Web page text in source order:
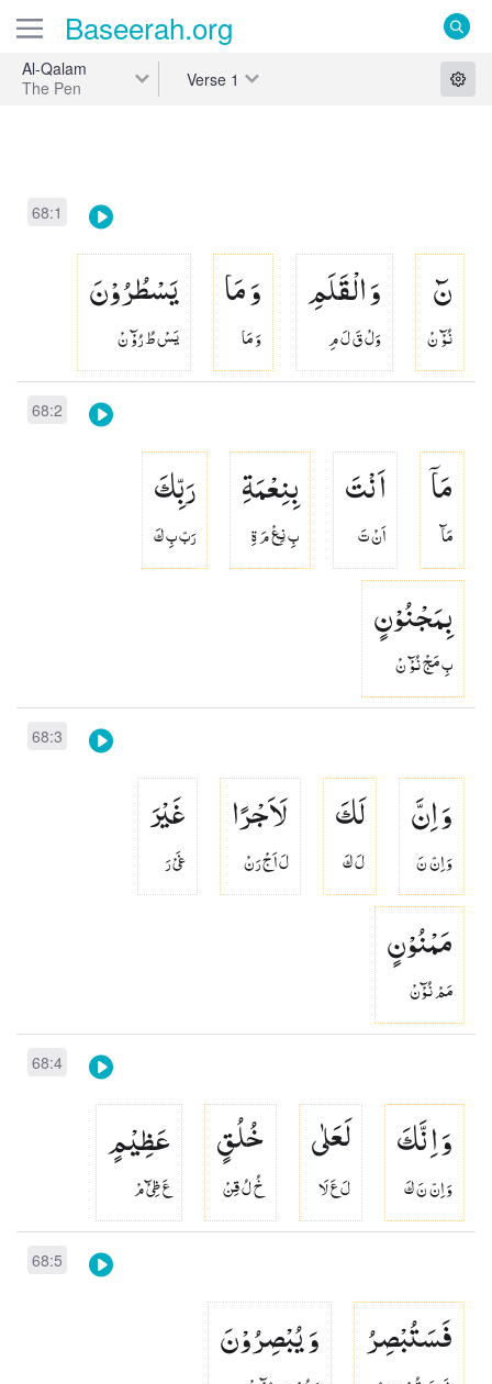
Baseerah.org
Al-Qalam
The Pen
Verse 1
68:1
نٓ
نُوْٓ نْ
وَ الْقَلَمِ
وَلْ قَ لَ مِ
وَ مَا
وَ مَا
یَسْطُرُوْنَ
يَسْ طُ رُوْٓ نْ
68:2
مَاۤ
مَآ
اَنْتَ
اَنْ تَ
بِنِعْمَةِ
بِ نِعْ مَ ةِ
رَبِّكَ
رَبّ بِ كَ
بِمَجْنُوْنٍ
بِ مَجْ نُوْٓ نْ
68:3
وَ اِنَّ
وَ اِنّ نَ
لَكَ
لَ كَ
لَاَجْرًا
لَ اَجْ رَنْ
غَیْرَ
غَىْ رَ
مَمْنُوْنٍ
مَمْ نُوْٓنْ
68:4
وَ اِنَّكَ
وَ اِنّ نَ كَ
لَعَلٰی
لَ عَ لَا
خُلُقٍ
خُ لُ قِنْ
عَظِیْمٍ
عَ ظِىْٓ مْ
68:5
فَسَتُبْصِرُ وَ یُبْصِرُوْنَ